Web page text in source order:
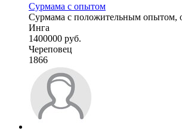
Сурмама с опытом
Сурмама с положительным опытом,
Инга
1400000 руб.
Череповец
1866